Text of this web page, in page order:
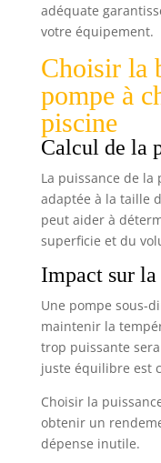
adéquate
votre équipement.
Choisir la
pompe à
piscine
Calcul de la
La puissance de
adaptée à la taille
peut aider à
superficie et du
Impact sur
Une pompe sous-
maintenir la
trop puissante
juste équilibre est
Choisir la
obtenir un
dépense inutile.